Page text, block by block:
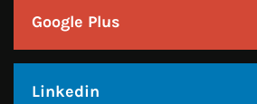
Pinterest